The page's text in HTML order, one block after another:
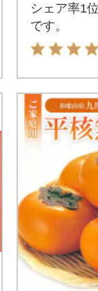
シェア率1
です。